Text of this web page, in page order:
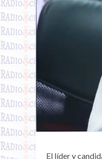
El líder y